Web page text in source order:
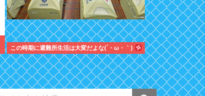
この時期に避難所生活は大変だよな(´・ω・｀)